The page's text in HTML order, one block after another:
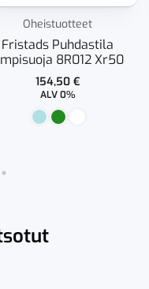
Oheistuotteet
Fristads Puhdastila
8R012 Xr50
154,50 €
ALV 0%